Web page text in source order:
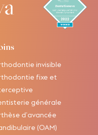
invisible
fixe et
générale
d’avancée
(OAM)